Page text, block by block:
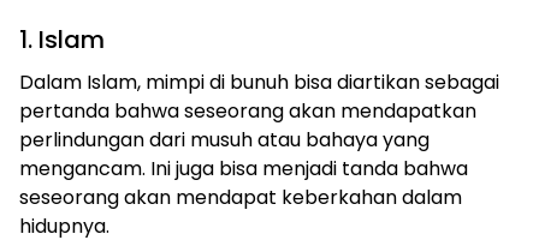
1. Islam
Dalam Islam, mimpi di bunuh bisa diartikan sebagai
pertanda bahwa seseorang akan mendapatkan
perlindungan dari musuh atau bahaya yang
mengancam. Ini juga bisa menjadi tanda bahwa
seseorang akan mendapat keberkahan dalam
hidupnya.